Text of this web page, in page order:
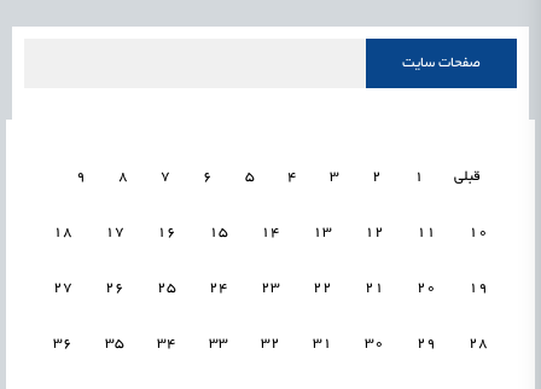
صفحات سایت
قبلی 1
2
3
4
5
6
7
8
9
10
11
12
13
14
15
16
17
18
19
20
21
22
23
24
25
26
27
28
29
30
31
32
33
34
35
36